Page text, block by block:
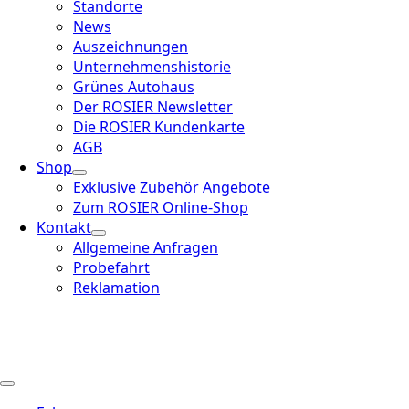
Standorte
News
Auszeichnungen
Unternehmenshistorie
Grünes Autohaus
Der ROSIER Newsletter
Die ROSIER Kundenkarte
AGB
Shop
Exklusive Zubehör Angebote
Zum ROSIER Online-Shop
Kontakt
Allgemeine Anfragen
Probefahrt
Reklamation